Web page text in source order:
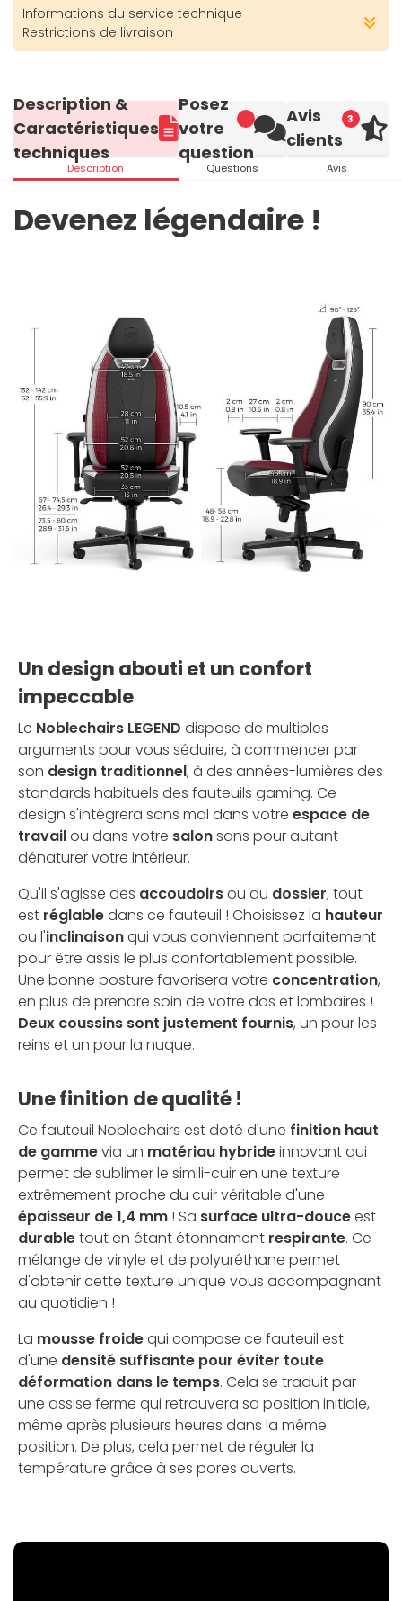
Informations du service technique
Restrictions de livraison
Description &
Caractéristiques
techniques
Description
Posez
votre
question
Questions
3
Avis
clients
Avis
Devenez légendaire !
Un design abouti et un confort
impeccable
Le Noblechairs LEGEND dispose de multiples
arguments pour vous séduire, à commencer par
son design traditionnel, à des années-lumières des
standards habituels des fauteuils gaming. Ce
design s'intégrera sans mal dans votre espace de
travailou dans votre salonsans pour autant
dénaturer votre intérieur.
Qu'il s'agisse des accoudoirsou du dossier, tout
est réglabledans ce fauteuil ! Choisissez la hauteur
ou l'inclinaisonqui vous conviennent parfaitement
pour être assis le plus confortablement possible.
Une bonne posture favorisera votre concentration,
en plus de prendre soin de votre dos et lombaires !
Deux coussins sont justement fournis, un pour les
reins et un pour la nuque.
Une finition de qualité !
Ce fauteuil Noblechairs est doté d'une finition haut
de gammevia un matériau hybrideinnovant qui
permet de sublimer le simili-cuir en une texture
extrêmement proche du cuir véritable d'une
épaisseur de 1,4 mm ! Sa surface ultra-douceest
durabletout en étant étonnament respirante. Ce
mélange de vinyle et de polyuréthane permet
d'obtenir cette texture unique vous accompagnant
au quotidien !
La mousse froidequi compose ce fauteuil est
d'une densité suffisante pour éviter toute
déformation dans le temps. Cela se traduit par
une assise ferme qui retrouvera sa position initiale,
même après plusieurs heures dans la même
position. De plus, cela permet de réguler la
température grâce à ses pores ouverts.